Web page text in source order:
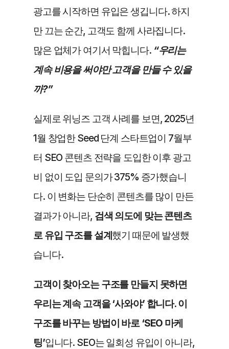
광고를 시작하면 유입은 생깁니다. 하지
만 끄는 순간, 고객도 함께 사라집니다.
많은 업체가 여기서 막힙니다. “우리는
계속 비용을 써야만 고객을 만들 수 있을
까?”
실제로 위닝즈 고객 사례를 보면, 2025년
1월 창업한 Seed 단계 스타트업이 7월부
터 SEO 콘텐츠 전략을 도입한 이후 광고
비 없이 도입 문의가 375% 증가했습니
다. 이 변화는 단순히 콘텐츠를 많이 만든
결과가 아니라, 검색 의도에 맞는 콘텐츠
로 유입 구조를 설계했기 때문에 발생했
습니다.
고객이 찾아오는 구조를 만들지 못하면
우리는 계속 고객을 ‘사와야’ 합니다. 이
구조를 바꾸는 방법이 바로 ‘SEO 마케
팅’입니다. SEO는 일회성 유입이 아니라,